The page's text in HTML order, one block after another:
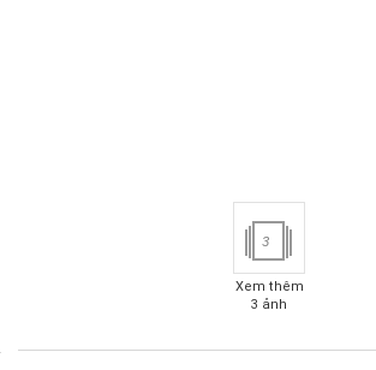
3
Xem thêm
3 ảnh